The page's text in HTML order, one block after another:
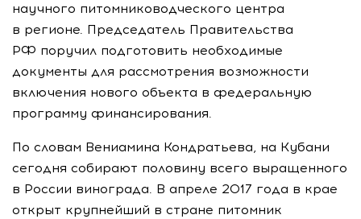
научного питомниководческого центра
в регионе. Председатель Правительства
РФ поручил подготовить необходимые
документы для рассмотрения возможности
включения нового объекта в федеральную
программу финансирования.
По словам Вениамина Кондратьева, на Кубани
сегодня собирают половину всего выращенного
в России винограда. В апреле 2017 года в крае
открыт крупнейший в стране питомник